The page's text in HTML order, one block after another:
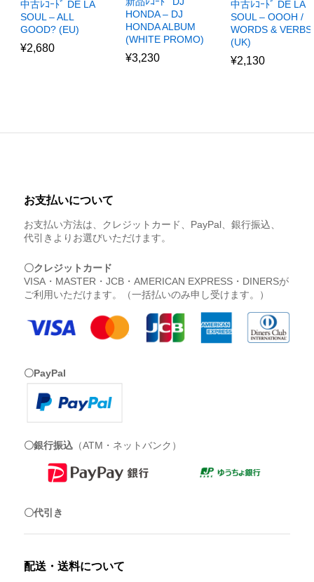
中古ﾚｺｰﾄﾞ DE LA
SOUL – ALL
GOOD? (EU)
¥2,680
HONDA – DJ
HONDA ALBUM
(WHITE PROMO)
¥3,230
中古ﾚｺｰﾄﾞ DE LA
SOUL – OOOH /
WORDS & VERBS
(UK)
¥2,130
お支払いについて
お支払い方法は、クレジットカード、PayPal、銀行振込、
代引きよりお選びいただけます。
〇クレジットカード
VISA・MASTER・JCB・AMERICAN EXPRESS・DINERSが
ご利用いただけます。（一括払いのみ申し受けます。）
〇PayPal
〇銀行振込 （ATM・ネットバンク）
〇代引き
配送・送料について